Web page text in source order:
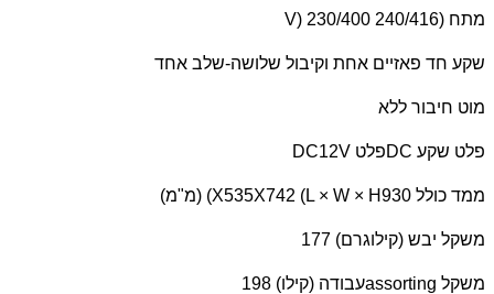
מתח (V) 230/400 240/416
שקע חד פאזיים אחת וקיבול שלושה-שלב אחד
מוט חיבור ללא
פלט שקע DCפלט DC12V
ממד כולל 930 X535X742 (L × W × H) (מ"מ)
משקל יבש (קילוגרם) 177
משקל assortingעבודה (קילו) 198